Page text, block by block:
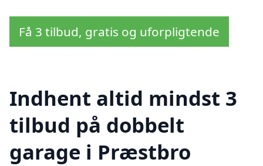
Få 3 tilbud, gratis og uforpligtende
Indhent altid mindst 3
tilbud på dobbelt
garage i Præstbro